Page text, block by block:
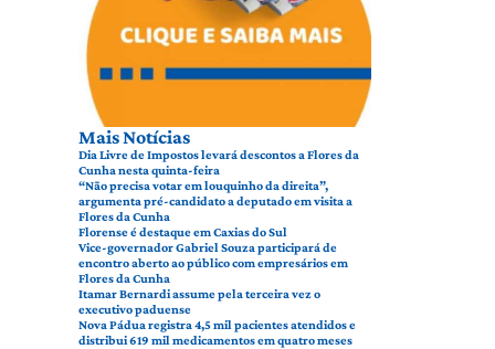
Mais Notícias
Dia Livre de Impostos levará descontos a Flores da
Cunha nesta quinta-feira
“Não precisa votar em louquinho da direita”,
argumenta pré-candidato a deputado em visita a
Flores da Cunha
Florense é destaque em Caxias do Sul
Vice-governador Gabriel Souza participará de
encontro aberto ao público com empresários em
Flores da Cunha
Itamar Bernardi assume pela terceira vez o
executivo paduense
Nova Pádua registra 4,5 mil pacientes atendidos e
distribui 619 mil medicamentos em quatro meses